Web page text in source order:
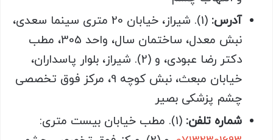
آدرس:
(1). شیراز، خیابان 20 متری سینما سعدی،
نبش معدل، ساختمان سال، واحد 305، مطب
دکتر رضا عبودی، و (2). شیراز، بلوار پاسداران،
خیابان مبعث، نبش کوچه 9، مرکز فوق تخصصی
چشم پزشکی بصیر
شماره تلفن: (1). مطب خیابان بیست متری: